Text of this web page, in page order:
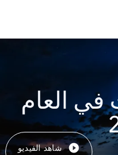
في العام
شاهد الفيديو